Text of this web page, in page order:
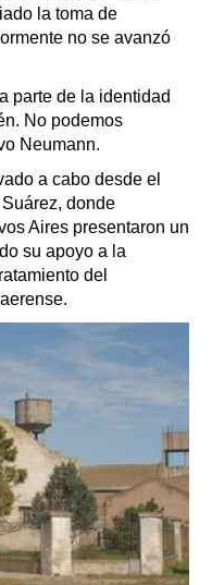
la toma de
no se avanzó
parte de la identidad
No podemos
Neumann.
a cabo desde el
donde
Aires presentaron un
su apoyo a la
del